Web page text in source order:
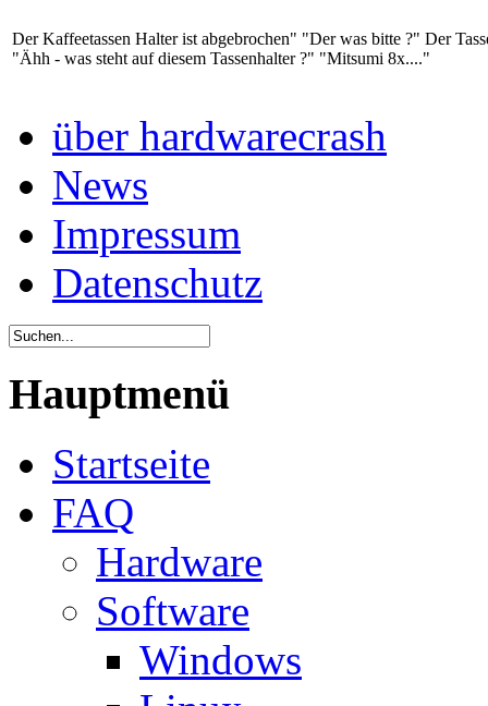
Der Kaffeetassen Halter ist abgebrochen" "Der was bitte ?" Der
"Ähh - was steht auf diesem Tassenhalter ?" "Mitsumi 8x...."
über hardwarecrash
News
Impressum
Datenschutz
Hauptmenü
Startseite
FAQ
Hardware
Software
Windows